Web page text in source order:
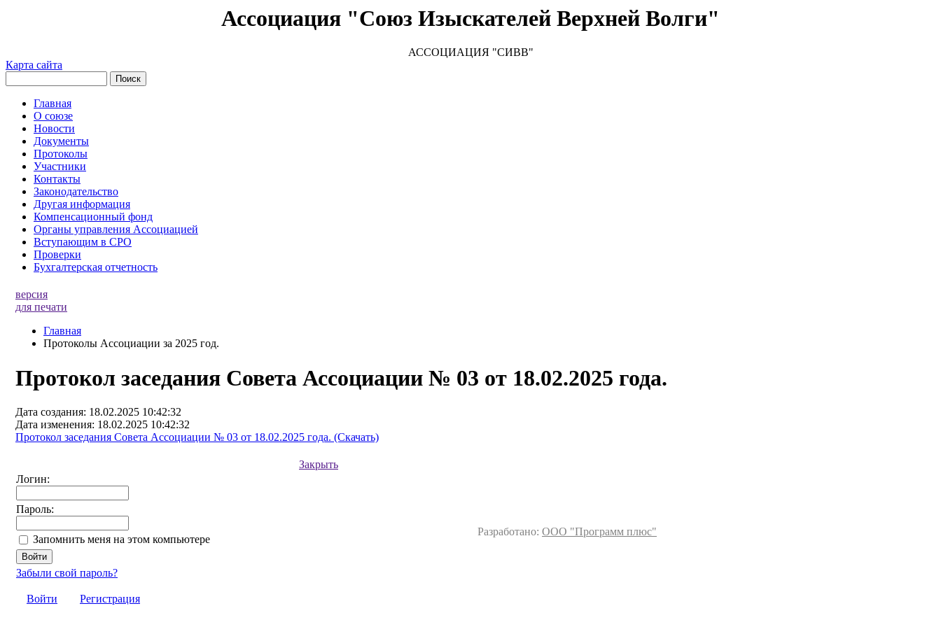
Ассоциация "Союз Изыскателей Верхней Волги"
АССОЦИАЦИЯ "СИВВ"
Карта сайта
Главная
О союзе
Новости
Документы
Протоколы
Участники
Контакты
Законодательство
Другая информация
Компенсационный фонд
Органы управления Ассоциацией
Вступающим в СРО
Проверки
Бухгалтерская отчетность
версия
для печати
Главная
Протоколы Ассоциации за 2025 год.
Протокол заседания Совета Ассоциации № 03 от 18.02.2025 года.
Дата создания: 18.02.2025 10:42:32
Дата изменения: 18.02.2025 10:42:32
Протокол заседания Совета Ассоциации № 03 от 18.02.2025 года. (Скачать)
Закрыть
Логин:
Пароль:
Запомнить меня на этом компьютере
Забыли свой пароль?
Войти Регистрация
Разработано: ООО "Программ плюс"